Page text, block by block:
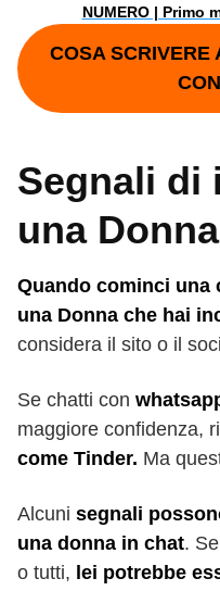
NUMERO | Primo
COSA SCRIVERE
Segnali di
una
Quando cominci una
una Donna che hai
considera il sito o il
Se chatti con
maggiore confidenza,
come Tinder. Ma
Alcuni segnali
una donna in chat.
o tutti, lei potrebbe